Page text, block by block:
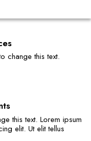
change this text.
this text. Lorem ipsum
elit. Ut elit tellus